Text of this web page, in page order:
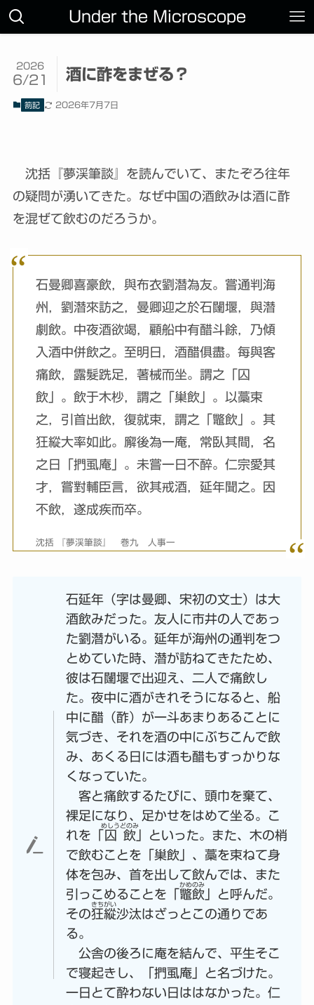
Under the Microscope
酒に酢をまぜる？
2026
6/21
箚記 2026年7月7日
沈括『夢渓筆談』を読んでいて、またぞろ往年
の疑問が湧いてきた。なぜ中国の酒飲みは酒に酢
を混ぜて飲むのだろうか。
石曼卿喜豪飲，與布衣劉潛為友。嘗通判海
州，劉潛來訪之，曼卿迎之於石闥堰，與潛
劇飲。中夜酒欲竭，顧船中有醋斗餘，乃傾
入酒中併飲之。至明日，酒醋俱盡。每與客
痛飲，露髮跣足，著械而坐。謂之「囚
飲」。飲于木杪，謂之「巢飲」。以藁束
之，引首出飲，復就束，謂之「鼈飲」。其
狂縱大率如此。廨後為一庵，常臥其間，名
之日「捫虱庵」。未嘗一日不醉。仁宗愛其
才，嘗對輔臣言，欲其戒酒，延年聞之。因
不飲，遂成疾而卒。
沈括 『夢渓筆談』 巻九 人事一
石延年（字は曼卿、宋初の文士）は大
酒飲みだった。友人に市井の人であっ
た劉潛がいる。延年が海州の通判をつ
とめていた時、潛が訪ねてきたため、
彼は石闥堰で出迎え、二人で痛飲し
た。夜中に酒がきれそうになると、船
中に醋（酢）が一斗あまりあることに
気づき、それを酒の中にぶちこんで飲
み、あくる日には酒も醋もすっかりな
くなっていた。
客と痛飲するたびに、頭巾を棄て、
裸足になり、足かせをはめて坐る。こ
れを「 囚飲
めしうどのみ
」といった。また、木の梢
で飲むことを「巢飲 」、藁を束ねて身
体を包み、首を出して飲んでは、また
引っこめることを「鼈飲
かめのみ
」と呼んだ。
その狂縱
きちがい
沙汰はざっとこの通りであ
る。
公舎の後ろに庵を結んで、平生そこ
で寝起きし、「捫虱庵」と名づけた。
一日とて酔わない日ははなかった。仁